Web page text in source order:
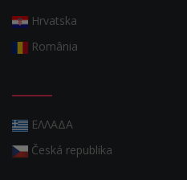
Hrvatska
România
ΕΛΛΑΔΑ
Česká republika